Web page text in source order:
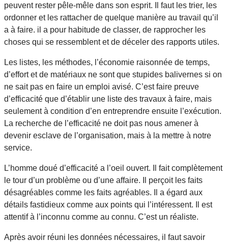
peuvent rester pêle-mêle dans son esprit. Il faut les trier, les
ordonner et les rattacher de quelque manière au travail qu’il
a à faire. il a pour habitude de classer, de rapprocher les
choses qui se ressemblent et de déceler des rapports utiles.
Les listes, les méthodes, l’économie raisonnée de temps,
d’effort et de matériaux ne sont que stupides balivernes si on
ne sait pas en faire un emploi avisé. C’est faire preuve
d’efficacité que d’établir une liste des travaux à faire, mais
seulement à condition d’en entreprendre ensuite l’exécution.
La recherche de l’efficacité ne doit pas nous amener à
devenir esclave de l’organisation, mais à la mettre à notre
service.
L’homme doué d’efficacité a l’oeil ouvert. Il fait complètement
le tour d’un problème ou d’une affaire. Il perçoit les faits
désagréables comme les faits agréables. Il a égard aux
détails fastidieux comme aux points qui l’intéressent. Il est
attentif à l’inconnu comme au connu. C’est un réaliste.
Après avoir réuni les données nécessaires, il faut savoir